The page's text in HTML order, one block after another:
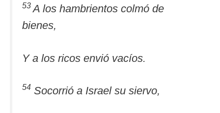
53 A los hambrientos colmó de
bienes,
Y a los ricos envió vacíos.
54 Socorrió a Israel su siervo,